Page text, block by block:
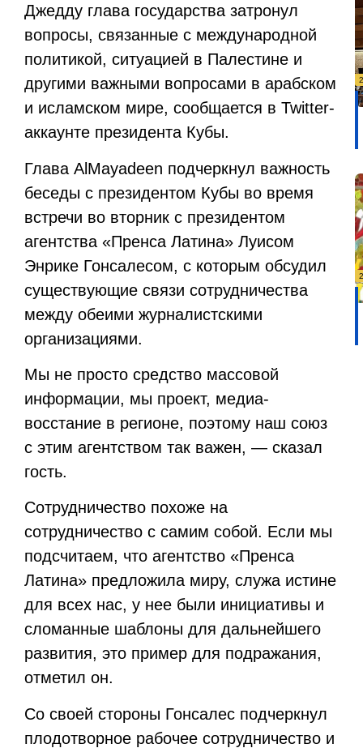
Джедду глава государства затронул
вопросы, связанные с международной
политикой, ситуацией в Палестине и
другими важными вопросами в арабском
и исламском мире, сообщается в Twitter-
аккаунте президента Кубы.
Глава AlMayadeen подчеркнул важность
беседы с президентом Кубы во время
встречи во вторник с президентом
агентства «Пренса Латина» Луисом
Энрике Гонсалесом, с которым обсудил
существующие связи сотрудничества
между обеими журналистскими
организациями.
Мы не просто средство массовой
информации, мы проект, медиа-
восстание в регионе, поэтому наш союз
с этим агентством так важен, — сказал
гость.
Сотрудничество похоже на
сотрудничество с самим собой. Если мы
подсчитаем, что агентство «Пренса
Латина» предложила миру, служа истине
для всех нас, у нее были инициативы и
сломанные шаблоны для дальнейшего
развития, это пример для подражания,
отметил он.
Со своей стороны Гонсалес подчеркнул
плодотворное рабочее сотрудничество и